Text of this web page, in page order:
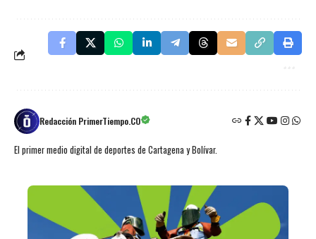
Redacción PrimerTiempo.CO
El primer medio digital de deportes de Cartagena y Bolívar.